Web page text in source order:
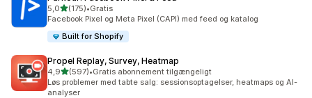
5,0ud af 5 stjerner
(175)
175 anmeldelser i alt
•Gratis
Facebook Pixel og Meta Pixel (CAPI) med feed og katalog
Built for Shopify
Propel Replay, Survey, Heatmap
4,9ud af 5 stjerner
(597)
597 anmeldelser i alt
•Gratis abonnement tilgængeligt
Løs problemer med tabte salg: sessionsoptagelser, heatmaps og AI-
analyser